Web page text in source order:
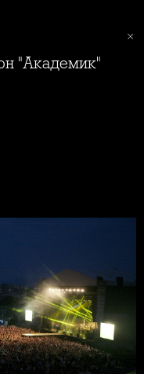
"Академик"